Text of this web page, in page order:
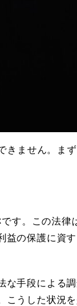
きません。ま
す。この法律
益の保護に資す
な手段による
こうした状況